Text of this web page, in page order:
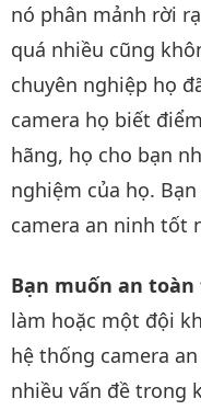
nó phân mảnh rời
quá nhiều cũng
chuyên nghiệp họ
camera họ biết
hãng, họ cho bạn
nghiệm của họ.
camera an ninh tốt
Bạn muốn an
làm hoặc một đội
hệ thống camera
nhiều vấn đề trong